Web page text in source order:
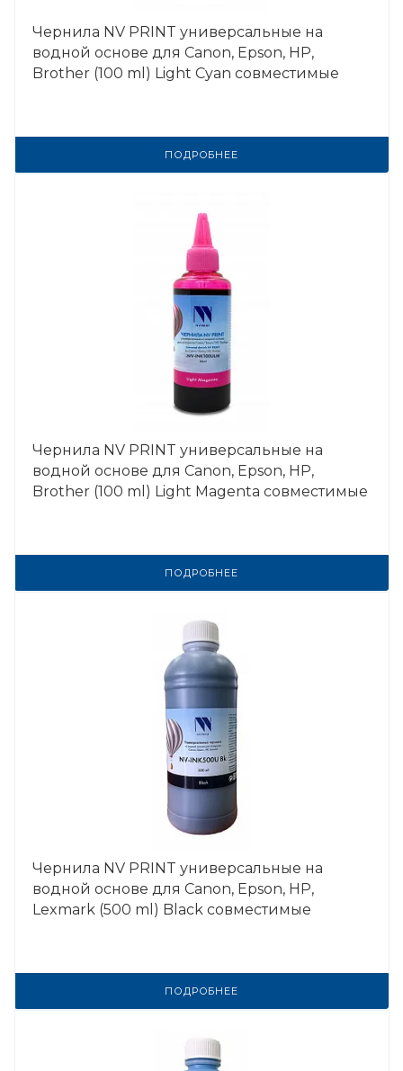
Чернила NV PRINT универсальные на
водной основе для Сanon, Epson, НР,
Brother (100 ml) Light Cyan совместимые
ПОДРОБНЕЕ
Чернила NV PRINT универсальные на
водной основе для Сanon, Epson, НР,
Brother (100 ml) Light Magenta совместимые
ПОДРОБНЕЕ
Чернила NV PRINT универсальные на
водной основе для Сanon, Epson, НР,
Lexmark (500 ml) Black совместимые
ПОДРОБНЕЕ